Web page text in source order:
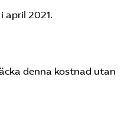
april 2021.
denna kostnad utan